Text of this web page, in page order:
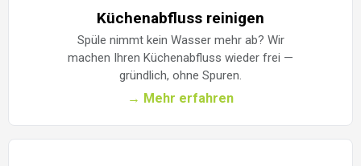
Küchenabfluss reinigen
Spüle nimmt kein Wasser mehr ab? Wir
machen Ihren Küchenabfluss wieder frei —
gründlich, ohne Spuren.
→ Mehr erfahren